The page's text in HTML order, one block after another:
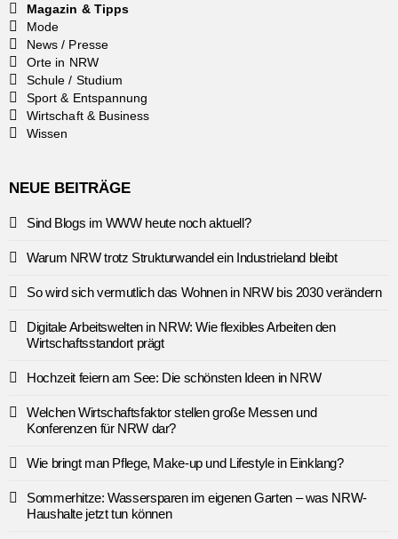
Magazin & Tipps
Mode
News / Presse
Orte in NRW
Schule / Studium
Sport & Entspannung
Wirtschaft & Business
Wissen
NEUE BEITRÄGE
Sind Blogs im WWW heute noch aktuell?
Warum NRW trotz Strukturwandel ein Industrieland bleibt
So wird sich vermutlich das Wohnen in NRW bis 2030 verändern
Digitale Arbeitswelten in NRW: Wie flexibles Arbeiten den
Wirtschaftsstandort prägt
Hochzeit feiern am See: Die schönsten Ideen in NRW
Welchen Wirtschaftsfaktor stellen große Messen und
Konferenzen für NRW dar?
Wie bringt man Pflege, Make-up und Lifestyle in Einklang?
Sommerhitze: Wassersparen im eigenen Garten – was NRW-
Haushalte jetzt tun können